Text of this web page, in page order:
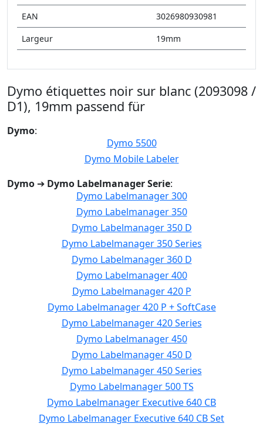
EAN
3026980930981
Largeur
19mm
Dymo étiquettes noir sur blanc (2093098 /
D1), 19mm passend für
Dymo:
Dymo 5500
Dymo Mobile Labeler
Dymo ➔ Dymo Labelmanager Serie:
Dymo Labelmanager 300
Dymo Labelmanager 350
Dymo Labelmanager 350 D
Dymo Labelmanager 350 Series
Dymo Labelmanager 360 D
Dymo Labelmanager 400
Dymo Labelmanager 420 P
Dymo Labelmanager 420 P + SoftCase
Dymo Labelmanager 420 Series
Dymo Labelmanager 450
Dymo Labelmanager 450 D
Dymo Labelmanager 450 Series
Dymo Labelmanager 500 TS
Dymo Labelmanager Executive 640 CB
Dymo Labelmanager Executive 640 CB Set